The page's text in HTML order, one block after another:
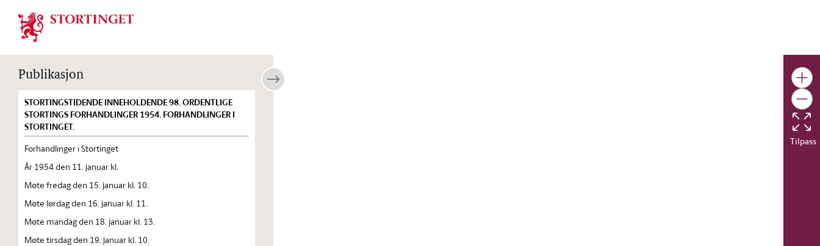
Stortinget.no
Publikasjon
STORTINGSTIDENDE INNEHOLDENDE 98. ORDENTLIGE
STORTINGS FORHANDLINGER 1954. FORHANDLINGER I
STORTINGET.
Forhandlinger i Stortinget
År 1954 den 11. januar kl.
Møte fredag den 15. januar kl. 10.
Møte lørdag den 16. januar kl. 11.
Møte mandag den 18. januar kl. 13.
Møte tirsdag den 19. januar kl. 10.